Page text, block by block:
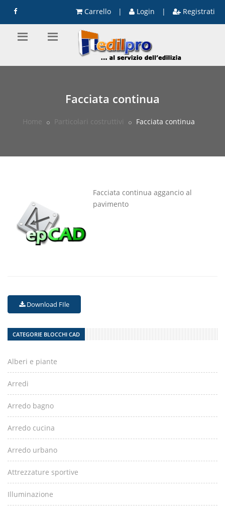
Carrello | Login | Registrati
Facciata continua
Home Particolari costruttivi Facciata continua
Facciata continua aggancio al
pavimento
Download FIle
CATEGORIE BLOCCHI CAD
Alberi e piante
Arredi
Arredo bagno
Arredo cucina
Arredo urbano
Attrezzature sportive
Illuminazione